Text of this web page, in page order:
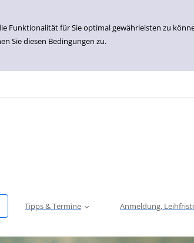
Funktionalität für Sie optimal gewährleisten zu
Sie diesen Bedingungen zu.
Tipps & Termine Anmeldung,